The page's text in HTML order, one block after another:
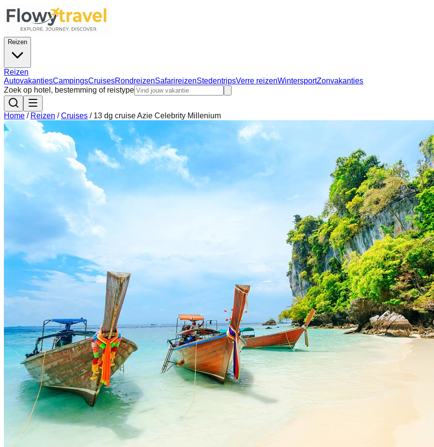
Reizen
Reizen
AutovakantiesCampingsCruisesRondreizenSafarireizenStedentripsVerre reizenWintersportZonvakanties
Zoek op hotel, bestemming of reistype
Home / Reizen /Cruises / 13 dg cruise Azie Celebrity Millenium